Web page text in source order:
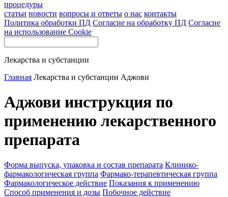
процедуры
статьи новости вопросы и ответы о нас контакты
Политика обработки ПД Согласие на обработку ПД Согласие
на использование Cookie
Лекарства и субстанции
Главная Лекарства и субстанции Аджови
Аджови инструкция по
применению лекарственного
препарата
Форма выпуска, упаковка и состав препарата Клинико-
фармакологическая группа Фармако-терапевтическая группа
Фармакологическое действие Показания к применению
Способ применения и дозы Побочное действие